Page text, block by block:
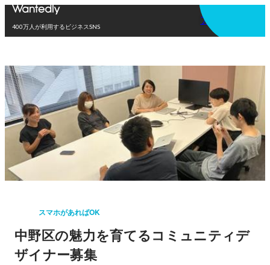
400万人が利用するビジネスSNS
アプリを使う
スマホがあればOK
中野区の魅力を育てるコミュニティデ
ザイナー募集